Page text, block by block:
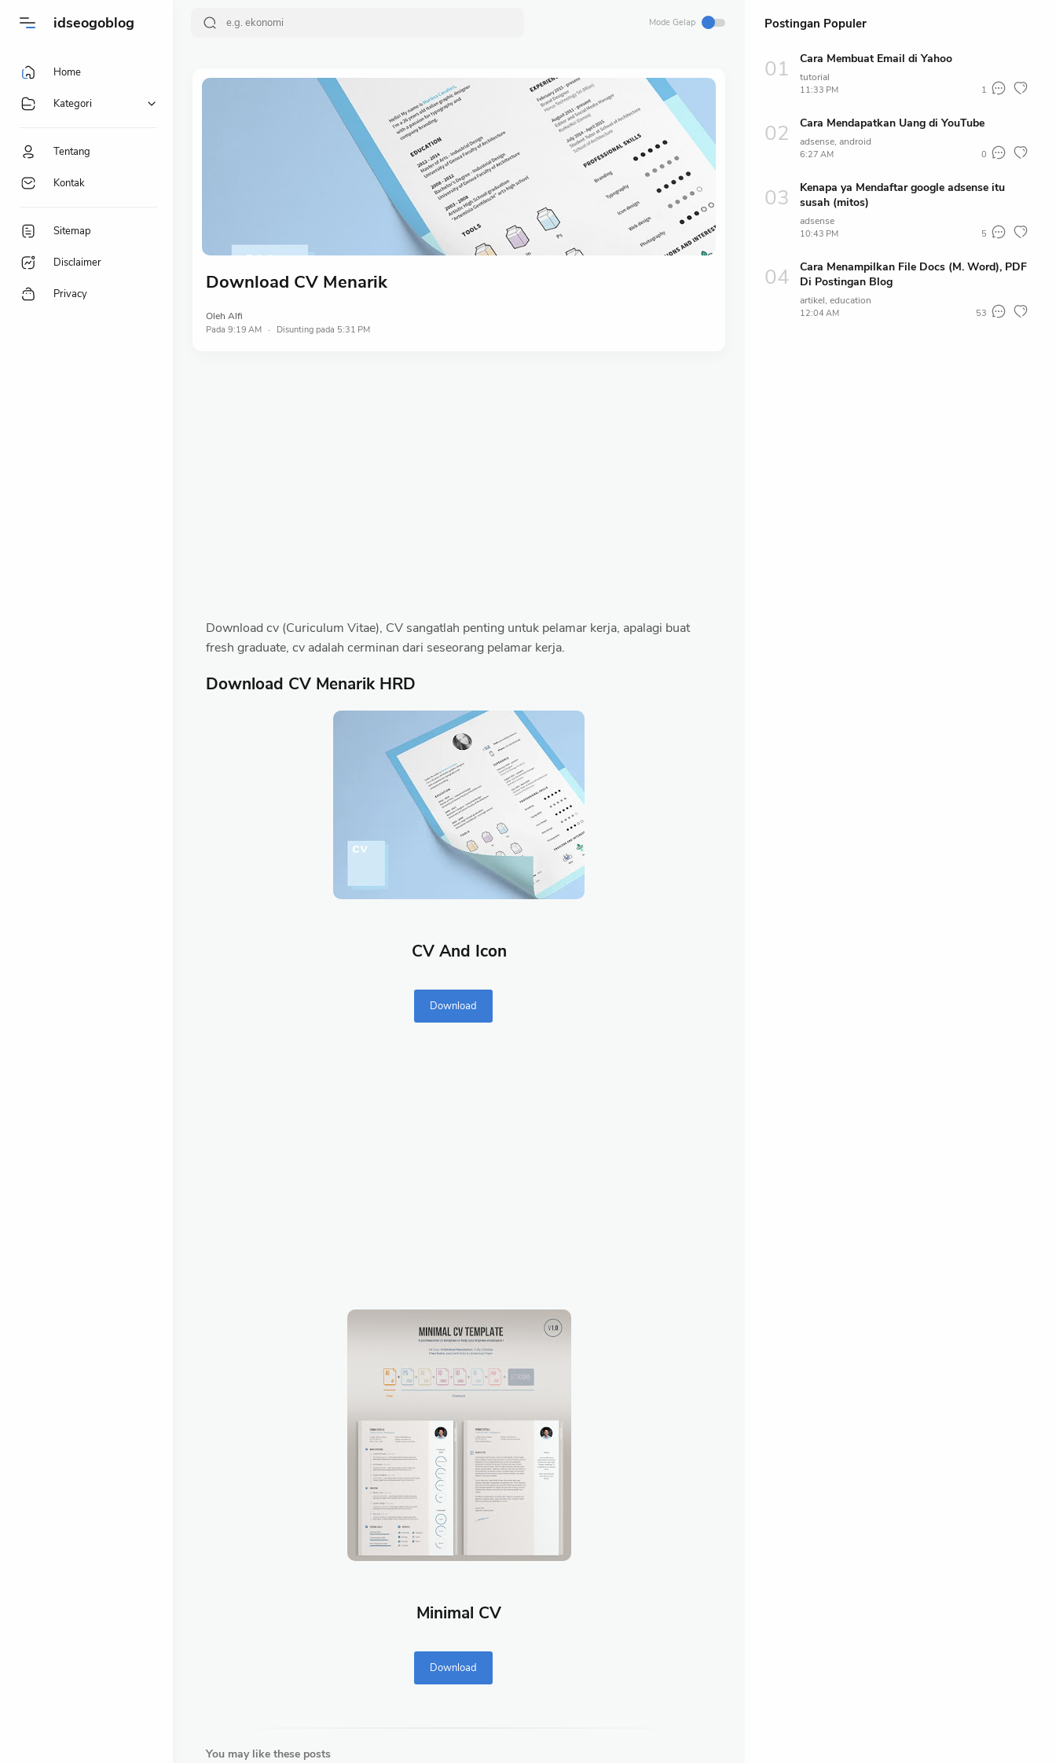
idseogoblog Mode Gelap
Download CV Menarik
Oleh Alfi
Pada 9:19 AM 5:31 PM
Download cv (Curiculum Vitae), CV sangatlah penting untuk pelamar kerja, apalagi buat
fresh graduate, cv adalah cerminan dari seseorang pelamar kerja.
Download CV Menarik HRD
CV And Icon
Download
Minimal CV
Download
You may like these posts
Postingan Populer
Cara Membuat Email di Yahoo
tutorial
11:33 PM 1
Cara Mendapatkan Uang di YouTube
adsense android
6:27 AM 0
Kenapa ya Mendaftar google adsense itu
susah (mitos)
adsense
10:43 PM 5
Cara Menampilkan File Docs (M. Word), PDF
Di Postingan Blog
artikel education
12:04 AM 53
Home
Kategori
Tentang
Kontak
Sitemap
Disclaimer
Privacy